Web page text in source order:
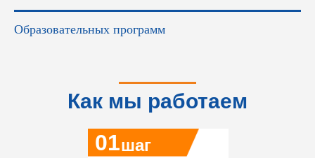
Образовательных программ
Как мы работаем
01шаг